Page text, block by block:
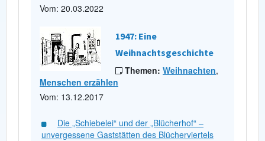
Vom: 20.03.2022
1947: Eine
Weihnachtsgeschichte
Themen: Weihnachten,
Menschen erzählen
Vom: 13.12.2017
Die „Schiebelei“ und der „Blücherhof“ –
unvergessene Gaststätten des Blücherviertels